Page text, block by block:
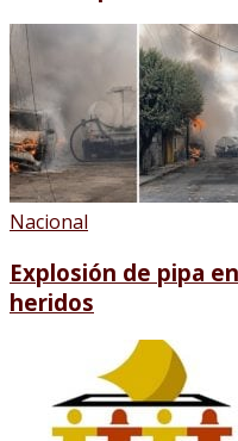
Nacional
Explosión de pipa
heridos